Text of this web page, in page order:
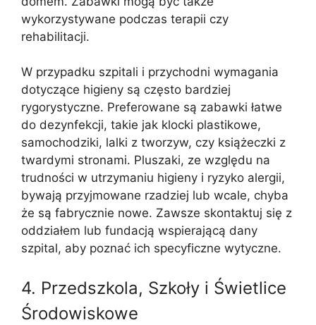
wykorzystywane podczas terapii czy
rehabilitacji.
W przypadku szpitali i przychodni wymagania
dotyczące higieny są często bardziej
rygorystyczne. Preferowane są zabawki łatwe
do dezynfekcji, takie jak klocki plastikowe,
samochodziki, lalki z tworzyw, czy książeczki z
twardymi stronami. Pluszaki, ze względu na
trudności w utrzymaniu higieny i ryzyko alergii,
bywają przyjmowane rzadziej lub wcale, chyba
że są fabrycznie nowe. Zawsze skontaktuj się z
oddziałem lub fundacją wspierającą dany
szpital, aby poznać ich specyficzne wytyczne.
4. Przedszkola, Szkoły i Świetlice
Środowiskowe